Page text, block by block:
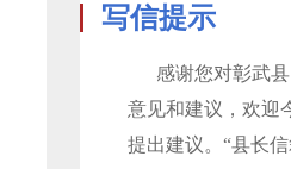
写信提示
感谢您对彰武县
意见和建议，欢迎
提出建议。“县长